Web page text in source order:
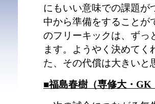
にもいい意味での課題が
中から準備をすることが
のフリーキックは、ずっ
ます。ようやく決めて
た、その代償は大きいと
■福島春樹（専修大・GK